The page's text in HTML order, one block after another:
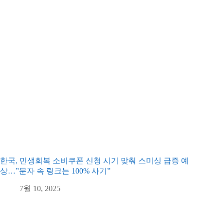
한국, 민생회복 소비쿠폰 신청 시기 맞춰 스미싱 급증 예
상…”문자 속 링크는 100% 사기”
7월 10, 2025